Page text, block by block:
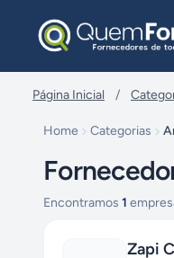
Página Inicial /
Home Categorias
Encontramos 1
Zapi